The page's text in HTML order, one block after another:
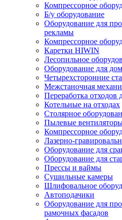
Компрессорное
Б/у оборудование
Оборудование для
рекламы
Компрессорное
Каретки HIWIN
Лесопильное
Оборудование для
Четырехсторонние
Межстаночная
Переработка отходов
Котельные на отходах
Столярное
Пылевые
Компрессорное
Лазерно-
Оборудование для
Оборудование для
Прессы и ваймы
Сушильные камеры
Шлифовальное
Автоподачики
Оборудование для
рамочных фасадов